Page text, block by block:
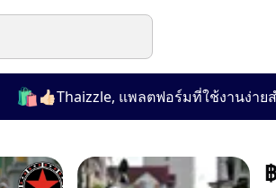
👍🏻Thaizzle, แพลตฟอร์มที่ใช้งานง่ายสำหรั